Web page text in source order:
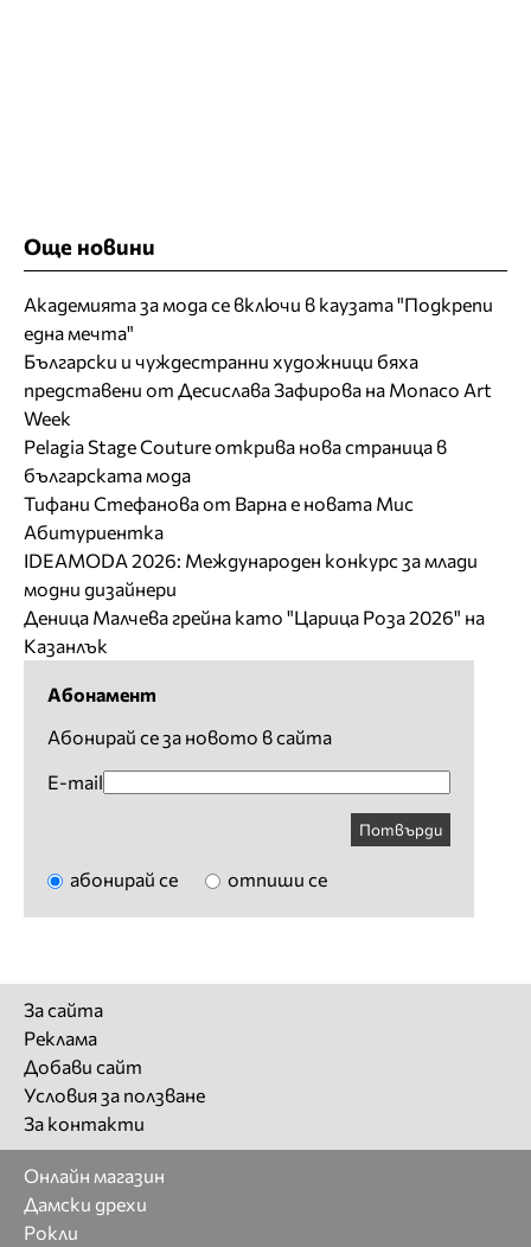
Още новини
Академията за мода се включи в каузата "Подкрепи
една мечта"
Български и чуждестранни художници бяха
представени от Десислава Зафирова на Monaco Art
Week
Pelagia Stage Couture открива нова страница в
българската мода
Тифани Стефанова от Варна е новата Мис
Абитуриентка
IDEAMODA 2026: Международен конкурс за млади
модни дизайнери
Деница Малчева грейна като "Царица Роза 2026" на
Казанлък
Абонамент
Абонирай се за новото в сайта
E-mail
Потвърди
абонирай се отпиши се
За сайта
Реклама
Добави сайт
Условия за ползване
За контакти
Онлайн магазин
Дамски дрехи
Рокли